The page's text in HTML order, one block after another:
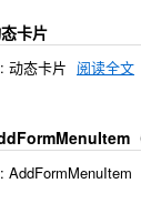
卡片
动态卡片 阅读全文
（